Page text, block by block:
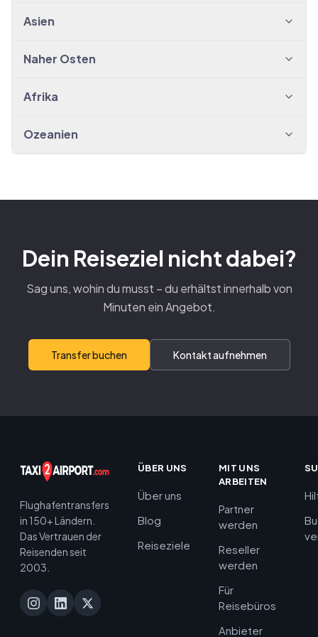
Asien
Naher Osten
Afrika
Ozeanien
Dein Reiseziel nicht dabei?
Sag uns, wohin du musst – du erhältst innerhalb von
Minuten ein Angebot.
Transfer buchen Kontakt aufnehmen
Flughafentransfers
in 150+ Ländern.
Das Vertrauen der
Reisenden seit
2003.
ÜBER UNS
Über uns
Blog
Reiseziele
MIT UNS
ARBEITEN
Partner
werden
Reseller
werden
Für
Reisebüros
Anbieter